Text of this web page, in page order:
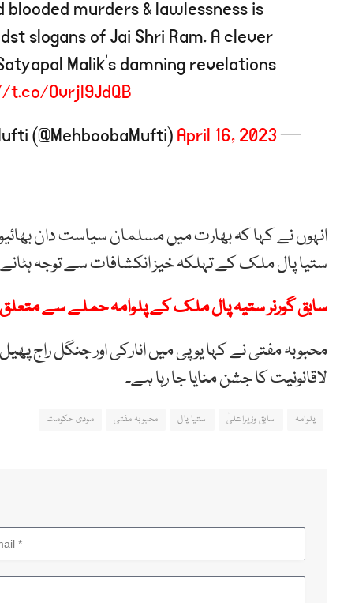
blooded murders & lawlessness is
slogans of Jai Shri Ram. A clever
Malik’s damning revelations
Ovrjl9JdQB
— Mehbooba Mufti (@MehboobaMufti)
April 16, 2023
انہوں نے کہا کہ بھارت میں مسلمان سیاست دان
ستیا پال ملک کے تہلکہ خیز انکشافات سے توجہ
سابق گورنر ستیہ پال ملک کے پلوامہ حملے سے
محبوبہ مفتی نے کہا یو پی میں انارکی اور جنگل راج
لاقانونیت کا جشن منایا جا رہا ہے۔
پلوامہ سابق وزیراعلیٰ ستیا پال محبوبہ مفتی مودی حکومت